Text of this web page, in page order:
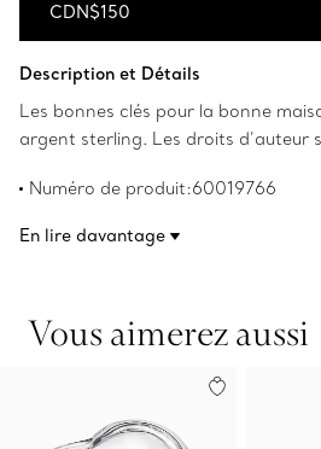
CDN$150
Description et Détails
Les bonnes clés pour la bonne
argent sterling. Les droits d’auteur
Numéro de produit:60019766
En lire davantage
Vous aimerez aussi